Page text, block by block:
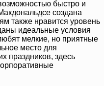
быстро и
создана
также нравится уровень
идеальные условия
мелкие, но приятные
место для
праздников, здесь